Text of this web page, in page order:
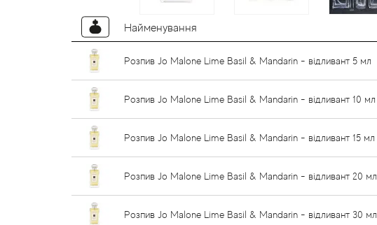
Найменування
Розпив Jo Malone Lime Basil & Mandarin - відливант 5 мл
Розпив Jo Malone Lime Basil & Mandarin - відливант 10 мл
Розпив Jo Malone Lime Basil & Mandarin - відливант 15 мл
Розпив Jo Malone Lime Basil & Mandarin - відливант 20 мл
Розпив Jo Malone Lime Basil & Mandarin - відливант 30 мл